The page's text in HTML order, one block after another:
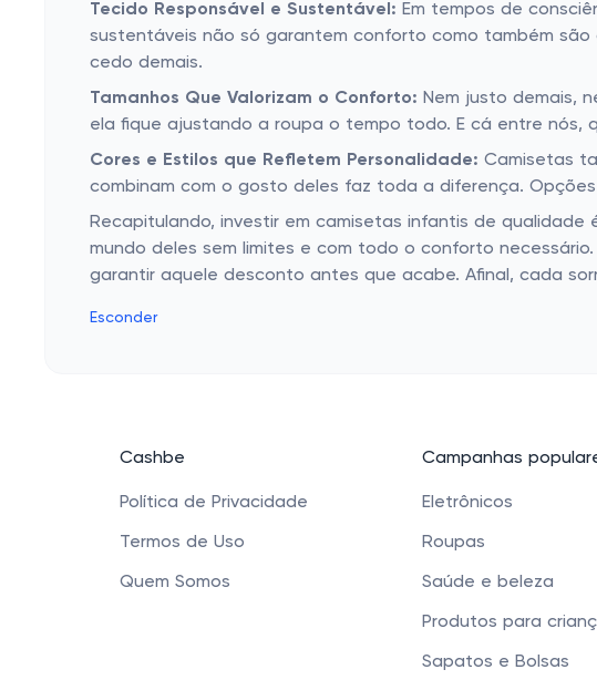
Tecido Responsável e Sustentável: Em tempos de
sustentáveis não só garantem conforto como também
cedo demais.
Tamanhos Que Valorizam o Conforto: Nem justo demais,
ela fique ajustando a roupa o tempo todo. E cá entre nós,
Cores e Estilos que Refletem Personalidade: Camisetas
combinam com o gosto deles faz toda a diferença.
Recapitulando, investir em camisetas infantis de
mundo deles sem limites e com todo o conforto
garantir aquele desconto antes que acabe. Afinal, cada
Esconder
Cashbe
Política de Privacidade
Termos de Uso
Quem Somos
Campanhas
Eletrônicos
Roupas
Saúde e beleza
Produtos para
Sapatos e Bolsas